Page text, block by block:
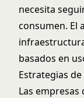
necesita
consumen. El
basados en
Estrategias
Las